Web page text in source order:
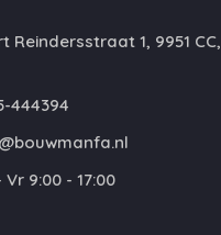
Reindersstraat 1, 9951 CC,
444394
Vr 9:00 - 17:00